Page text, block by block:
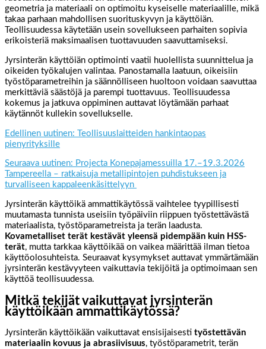
geometria ja materiaali on optimoitu kyseiselle materiaalille, mikä
takaa parhaan mahdollisen suorituskyvyn ja käyttöiän.
Teollisuudessa käytetään usein sovellukseen parhaiten sopivia
erikoisteriä maksimaalisen tuottavuuden saavuttamiseksi.
Jyrsinterän käyttöiän optimointi vaatii huolellista suunnittelua ja
oikeiden työkalujen valintaa. Panostamalla laatuun, oikeisiin
työstöparametreihin ja säännölliseen huoltoon voidaan saavuttaa
merkittäviä säästöjä ja parempi tuottavuus. Teollisuudessa
kokemus ja jatkuva oppiminen auttavat löytämään parhaat
käytännöt kullekin sovellukselle.
Edellinen uutinen: Teollisuuslaitteiden hankintaopas
pienyrityksille
Seuraava uutinen: Projecta Konepajamessuilla 17.–19.3.2026
Tampereella – ratkaisuja metallipintojen puhdistukseen ja
turvalliseen kappaleenkäsittelyyn
Jyrsinterän käyttöikä ammattikäytössä vaihtelee tyypillisesti
muutamasta tunnista useisiin työpäiviin riippuen työstettävästä
materiaalista, työstöparametreista ja terän laadusta.
Kovametalliset terät kestävät yleensä pidempään kuin HSS-
terät, mutta tarkkaa käyttöikää on vaikea määrittää ilman tietoa
käyttöolosuhteista. Seuraavat kysymykset auttavat ymmärtämään
jyrsinterän kestävyyteen vaikuttavia tekijöitä ja optimoimaan sen
käyttöä teollisuudessa.
Mitkä tekijät vaikuttavat jyrsinterän
käyttöikään ammattikäytössä?
Jyrsinterän käyttöikään vaikuttavat ensisijaisesti työstettävän
materiaalin kovuus ja abrasiivisuus, työstöparametrit, terän